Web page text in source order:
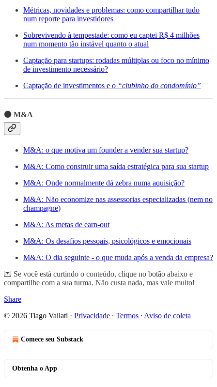
Métricas, novidades e problemas: como compartilhar tudo
num reporte para investidores
Sobrevivendo à tempestade: como eu captei R$ 4 milhões
num momento tão instável quanto o atual
Captação para startups: rodadas múltiplas ou foco no mínimo
de investimento necessário?
Captação de investimentos e o “clubinho do condomínio”
⚫️ M&A
M&A: o que motiva um founder a vender sua startup?
M&A: Como construir uma saída estratégica para sua startup
M&A: Onde normalmente dá zebra numa aquisição?
M&A: Não economize nas assessorias especializadas (nem no
champagne)
M&A: As metas de earn-out
M&A: Os desafios pessoais, psicológicos e emocionais
M&A: O dia seguinte - o que muda após a venda da empresa?
💌 Se você está curtindo o conteúdo, clique no botão abaixo e
compartilhe com a sua turma. Não custa nada, mas vale muito!
Share
© 2026 Tiago Vailati · Privacidade ∙ Termos ∙ Aviso de coleta
Comece seu Substack
Obtenha o App